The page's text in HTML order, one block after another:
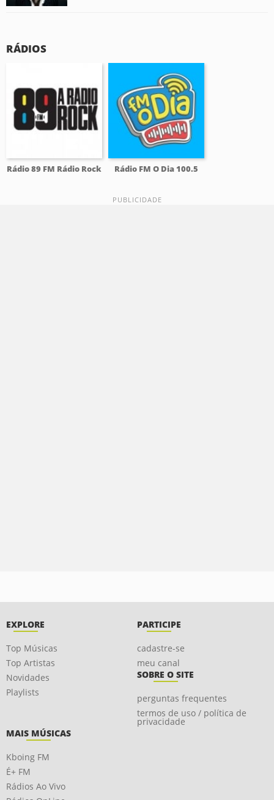
RÁDIOS
Rádio 89 FM Rádio Rock Rádio FM O Dia 100.5
EXPLORE
Top Músicas
Top Artistas
Novidades
Playlists
PARTICIPE
cadastre-se
meu canal
SOBRE O SITE
perguntas frequentes
termos de uso / política de
privacidade
MAIS MÚSICAS
Kboing FM
É+ FM
Rádios Ao Vivo